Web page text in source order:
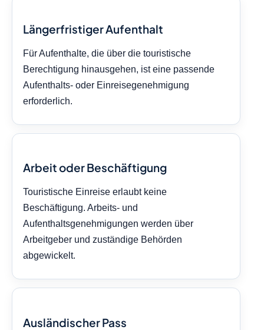
Längerfristiger Aufenthalt
Für Aufenthalte, die über die touristische
Berechtigung hinausgehen, ist eine passende
Aufenthalts- oder Einreisegenehmigung
erforderlich.
Arbeit oder Beschäftigung
Touristische Einreise erlaubt keine
Beschäftigung. Arbeits- und
Aufenthaltsgenehmigungen werden über
Arbeitgeber und zuständige Behörden
abgewickelt.
Ausländischer Pass